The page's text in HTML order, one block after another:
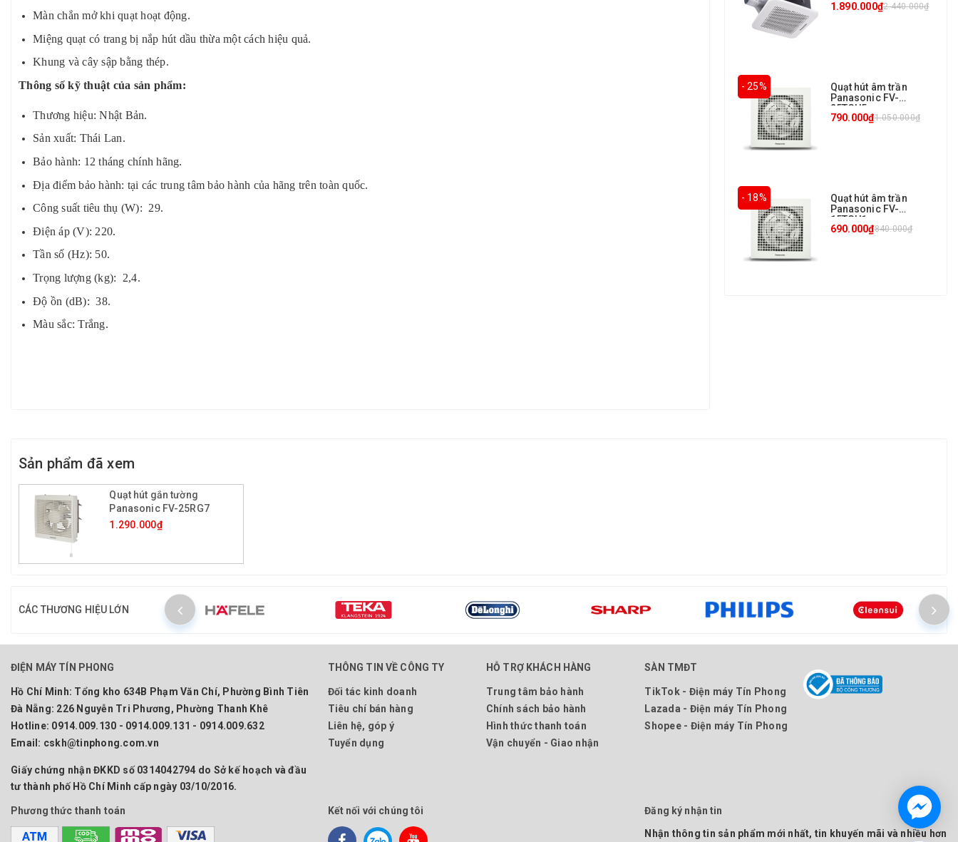
Màn chắn mở khi quạt hoạt động.
Miệng quạt có trang bị nắp hút dầu thừa một cách hiệu quả.
Khung và cây sập bằng thép.
Thông số kỹ thuật của sản phẩm:
Thương hiệu: Nhật Bản.
Sản xuất: Thái Lan.
Bảo hành: 12 tháng chính hãng.
Địa điểm bảo hành: tại các trung tâm bảo hành của hãng trên toàn quốc.
Công suất tiêu thụ (W): 29.
Điện áp (V): 220.
Tần số (Hz): 50.
Trọng lượng (kg): 2,4.
Độ ồn (dB): 38.
Màu sắc: Trắng.
2.440.000₫
1.890.000₫
- 25%
Quạt hút âm trần
Panasonic FV-
25TGU5
1.050.000₫
790.000₫
- 18%
Quạt hút âm trần
Panasonic FV-
15TGU1
840.000₫
690.000₫
Sản phẩm đã xem
Quạt hút gắn tường
Panasonic FV-25RG7
1.290.000₫
CÁC THƯƠNG HIỆU LỚN
ĐIỆN MÁY TÍN PHONG
Hồ Chí Minh: Tổng kho 634B Phạm Văn Chí, Phường Bình Tiên
Đà Nẵng: 226 Nguyễn Tri Phương, Phường Thanh Khê
Hotline: 0914.009.130 - 0914.009.131 - 0914.009.632
Email: cskh@tinphong.com.vn
Giấy chứng nhận ĐKKD số 0314042794 do Sở kế hoạch và đầu
tư thành phố Hồ Chí Minh cấp ngày 03/10/2016.
THÔNG TIN VỀ CÔNG TY
Đối tác kinh doanh
Tiêu chí bán hàng
Liên hệ, góp ý
Tuyển dụng
HỖ TRỢ KHÁCH HÀNG
Trung tâm bảo hành
Chính sách bảo hành
Hình thức thanh toán
Vận chuyển - Giao nhận
SÀN TMĐT
TikTok - Điện máy Tín Phong
Lazada - Điện máy Tín Phong
Shopee - Điện máy Tín Phong
Phương thức thanh toán Kết nối với chúng tôi
Đăng ký nhận tin
Nhận thông tin sản phẩm mới nhất, tin khuyến mãi và nhiều hơn